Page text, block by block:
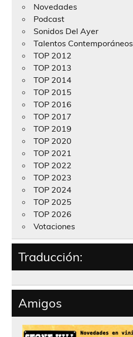
Novedades
Podcast
Sonidos Del Ayer
Talentos Contemporáneos
TOP 2012
TOP 2013
TOP 2014
TOP 2015
TOP 2016
TOP 2017
TOP 2019
TOP 2020
TOP 2021
TOP 2022
TOP 2023
TOP 2024
TOP 2025
TOP 2026
Votaciones
Traducción:
Amigos